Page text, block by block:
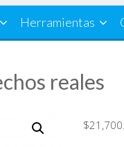
Herramientas
reales
$